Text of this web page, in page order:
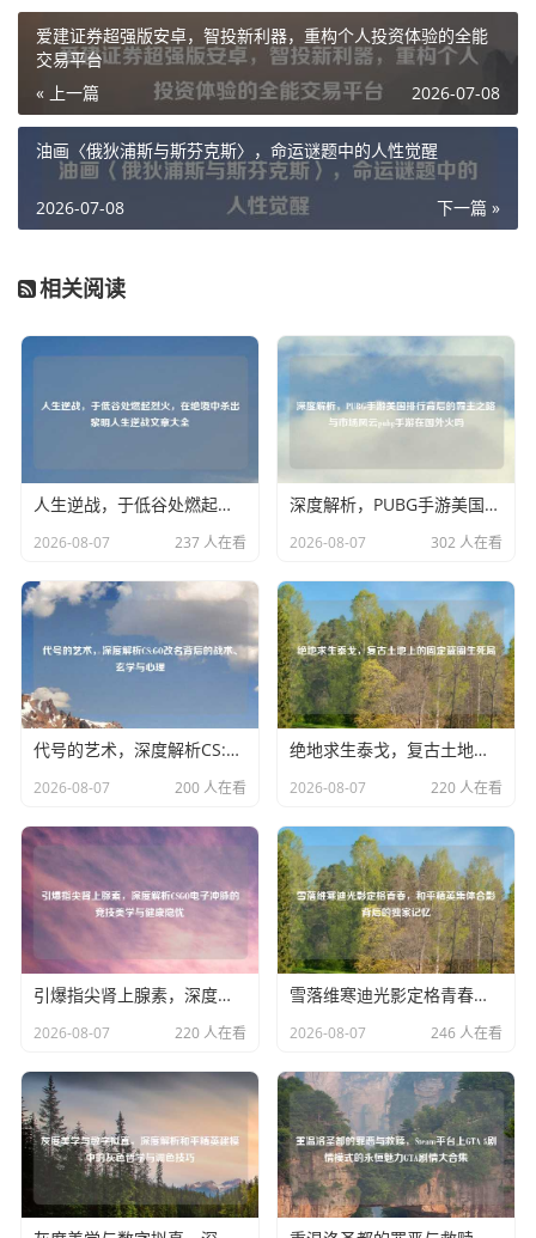
爱建证券超强版安卓，智投新利器，重构个人投资体验的全能
交易平台
« 上一篇
2026-07-08
油画〈俄狄浦斯与斯芬克斯〉，命运谜题中的人性觉醒
下一篇 »
2026-07-08
相关阅读
人生逆战，于低谷处燃起烈火，在绝境中杀出黎明人生逆战文章大全
2026-08-07 237 人在看
深度解析，PUBG手游美国排行背后的霸主之路与市场风云pubg手游在国外火吗
2026-08-07 302 人在看
代号的艺术，深度解析CS:GO改名背后的战术、玄学与心理
2026-08-07 200 人在看
绝地求生泰戈，复古土地上的固定蓝圈生死局
2026-08-07 220 人在看
引爆指尖肾上腺素，深度解析CSGO电子冲脉的竞技美学与健康隐忧
2026-08-07 220 人在看
雪落维寒迪光影定格青春，和平精英集体合影背后的独家记忆
2026-08-07 246 人在看